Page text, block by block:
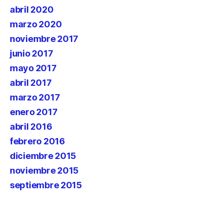
abril 2020
marzo 2020
noviembre 2017
junio 2017
mayo 2017
abril 2017
marzo 2017
enero 2017
abril 2016
febrero 2016
diciembre 2015
noviembre 2015
septiembre 2015